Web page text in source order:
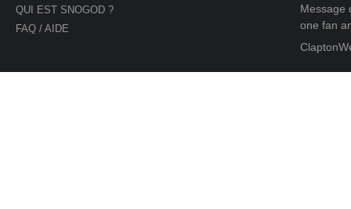
QUI EST SNOGOD ?
FAQ / AIDE
Message
one fan